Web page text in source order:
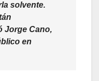
solvente.
Jorge Cano,
en